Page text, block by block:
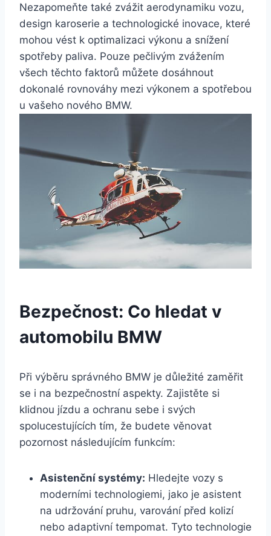
Nezapomeňte také zvážit aerodynamiku vozu,
design karoserie a technologické inovace, které
mohou vést k optimalizaci výkonu a snížení
spotřeby paliva. Pouze pečlivým zvážením
všech těchto faktorů můžete dosáhnout
dokonalé rovnováhy mezi výkonem a spotřebou
u vašeho nového BMW.
Bezpečnost: Co hledat v
automobilu BMW
Při výběru správného BMW je důležité zaměřit
se i na bezpečnostní aspekty. Zajistěte si
klidnou jízdu a ochranu sebe i svých
spolucestujících tím, že budete věnovat
pozornost následujícím funkcím:
Asistenční systémy: Hledejte vozy s
moderními technologiemi, jako je asistent
na udržování pruhu, varování před kolizí
nebo adaptivní tempomat. Tyto technologie